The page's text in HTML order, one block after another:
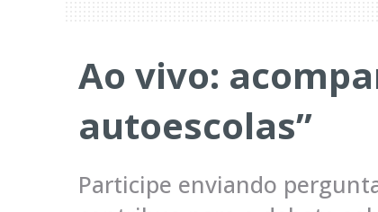
Ao vivo:
autoescolas”
Participe enviando